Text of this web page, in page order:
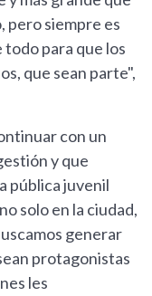
pero siempre es
para que los
que sean parte",
con un
y que
pública juvenil
solo en la ciudad,
generar
protagonistas
les